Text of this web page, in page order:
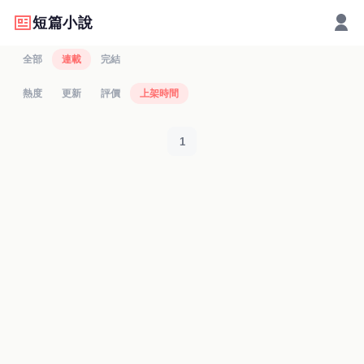
短篇小說
全部 連載 完結
熱度 更新 評價 上架時間
1